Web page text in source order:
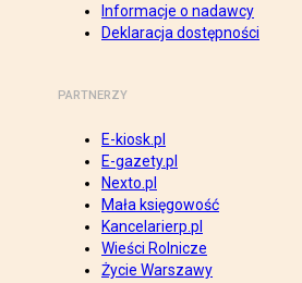
Informacje o nadawcy
Deklaracja dostępności
PARTNERZY
E-kiosk.pl
E-gazety.pl
Nexto.pl
Mała księgowość
Kancelarierp.pl
Wieści Rolnicze
Życie Warszawy